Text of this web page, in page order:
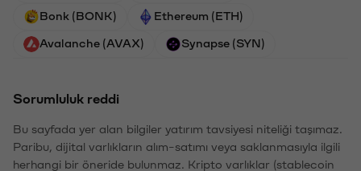
Bonk (BONK) Ethereum (ETH)
Avalanche (AVAX) Synapse (SYN)
Sorumluluk reddi
Bu sayfada yer alan bilgiler yatırım tavsiyesi niteliği taşımaz.
Paribu, dijital varlıkların alım-satımı veya saklanmasıyla ilgili
herhangi bir öneride bulunmaz. Kripto varlıklar (stablecoin